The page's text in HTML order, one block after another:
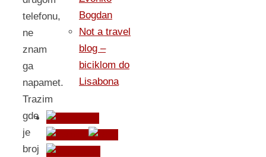
telefonu,
ne
znam
ga
napamet.
Trazim
gde
je
broj
Bogdan
Not a travel
blog –
biciklom do
Lisabona